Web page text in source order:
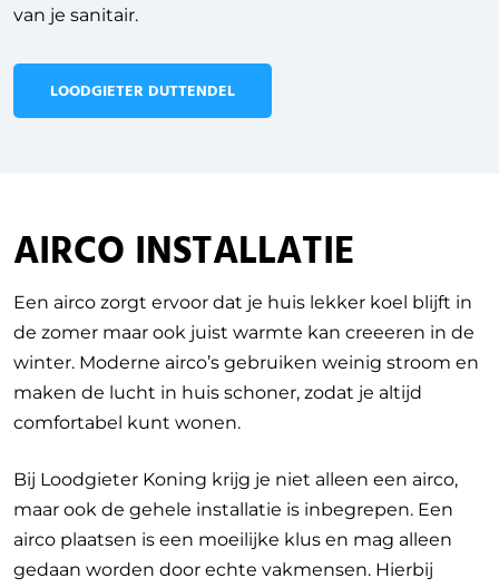
van je sanitair.
LOODGIETER DUTTENDEL
AIRCO INSTALLATIE
Een airco zorgt ervoor dat je huis lekker koel blijft in
de zomer maar ook juist warmte kan creeeren in de
winter. Moderne airco’s gebruiken weinig stroom en
maken de lucht in huis schoner, zodat je altijd
comfortabel kunt wonen.
Bij Loodgieter Koning krijg je niet alleen een airco,
maar ook de gehele installatie is inbegrepen. Een
airco plaatsen is een moeilijke klus en mag alleen
gedaan worden door echte vakmensen. Hierbij